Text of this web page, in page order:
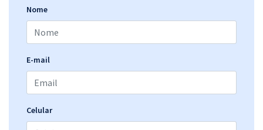
Residência UERJ - Universidade do Estado do Rio de Janeiro -
Serviço Social (Pós-edital 2026) (Pós-edital)
Comprar
Nome
E-mail
Celular